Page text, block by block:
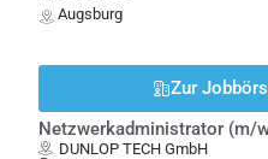
Augsburg
Zur
Netzwerkadministrator (m/
DUNLOP TECH GmbH